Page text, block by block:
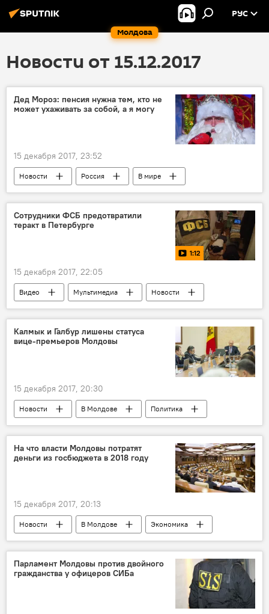
Молдова
РУС
Новости от 15.12.2017
Дед Мороз: пенсия нужна тем, кто не
может ухаживать за собой, а я могу
15 декабря 2017, 23:52
Новости Россия
В мире
Общество
Россия
пенсия
Новый год
Дед Мороз
Сотрудники ФСБ предотвратили
теракт в Петербурге
1:12
15 декабря 2017, 22:05
Видео Мультимедиа
Новости
ФСБ
Калмык и Галбур лишены статуса
вице-премьеров Молдовы
15 декабря 2017, 20:30
Новости В Молдове
Политика
Республика Молдова
Раиса Апольски
Октавиан Калмык
правительство
закон
поправки
Парламент
На что власти Молдовы потратят
деньги из госбюджета в 2018 году
15 декабря 2017, 20:13
Новости В Молдове
Экономика
Республика Молдова
деньги
зарплаты
доходы
пенсии
расходы
затраты
Парламент Молдовы против двойного
гражданства у офицеров СИБа